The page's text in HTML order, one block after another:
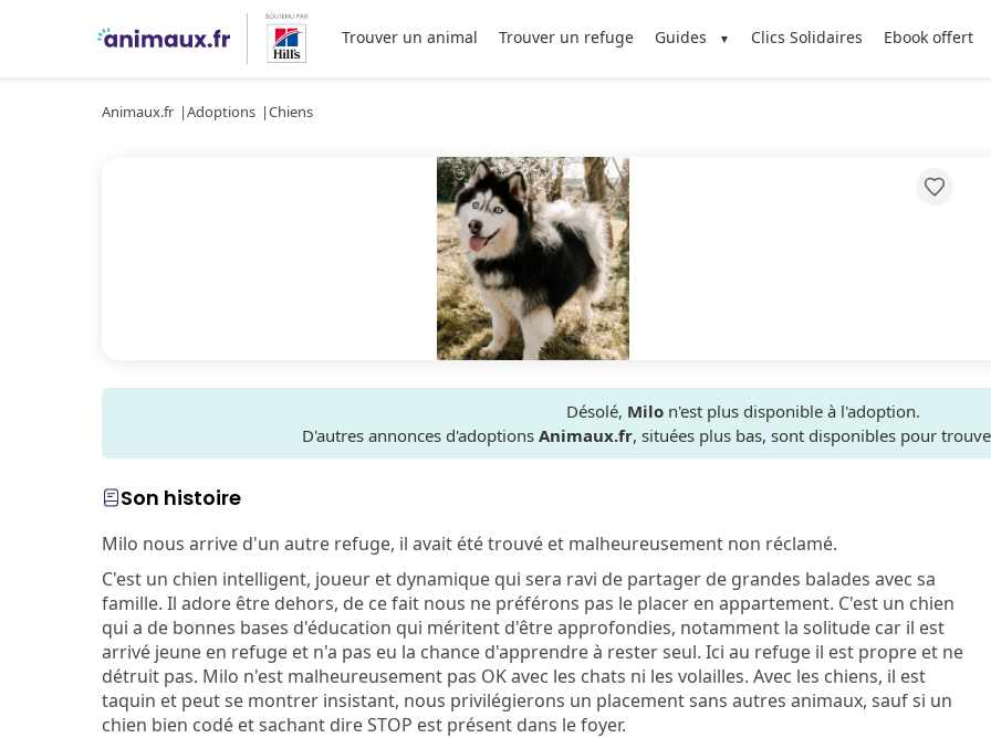
Trouver un animal Trouver un refuge Guides Clics Solidaires Ebook offert
Animaux.fr Adoptions Chiens
Désolé, Milo n'est plus disponible à l'adoption.
D'autres annonces d'adoptions Animaux.fr, situées plus bas, sont disponibles pour
Son histoire
Milo nous arrive d'un autre refuge, il avait été trouvé et malheureusement non réclamé.
C'est un chien intelligent, joueur et dynamique qui sera ravi de partager de grandes balades avec sa
famille. Il adore être dehors, de ce fait nous ne préférons pas le placer en appartement. C'est un chien
qui a de bonnes bases d'éducation qui méritent d'être approfondies, notamment la solitude car il est
arrivé jeune en refuge et n'a pas eu la chance d'apprendre à rester seul. Ici au refuge il est propre et ne
détruit pas. Milo n'est malheureusement pas OK avec les chats ni les volailles. Avec les chiens, il est
taquin et peut se montrer insistant, nous privilégierons un placement sans autres animaux, sauf si un
chien bien codé et sachant dire STOP est présent dans le foyer.